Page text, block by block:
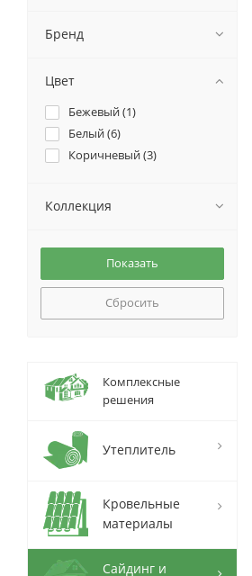
Бренд
Цвет
Бежевый (1)
Белый (6)
Коричневый (3)
Коллекция
Сбросить
Комплексные
решения
Утеплитель
Кровельные
материалы
Сайдинг и